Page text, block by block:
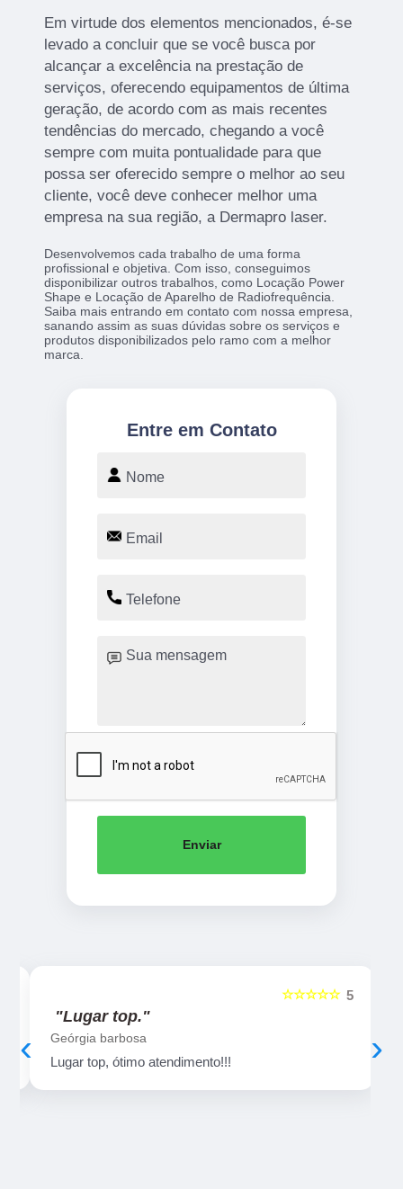
Em virtude dos elementos mencionados, é-se
levado a concluir que se você busca por
alcançar a excelência na prestação de
serviços, oferecendo equipamentos de última
geração, de acordo com as mais recentes
tendências do mercado, chegando a você
sempre com muita pontualidade para que
possa ser oferecido sempre o melhor ao seu
cliente, você deve conhecer melhor uma
empresa na sua região, a Dermapro laser.
Desenvolvemos cada trabalho de uma forma
profissional e objetiva. Com isso, conseguimos
disponibilizar outros trabalhos, como Locação Power
Shape e Locação de Aparelho de Radiofrequência.
Saiba mais entrando em contato com nossa empresa,
sanando assim as suas dúvidas sobre os serviços e
produtos disponibilizados pelo ramo com a melhor
marca.
Entre em Contato
Enviar
5
☆☆☆☆☆
"Lugar top."
Geórgia barbosa
Lugar top, ótimo atendimento!!!
‹ ›